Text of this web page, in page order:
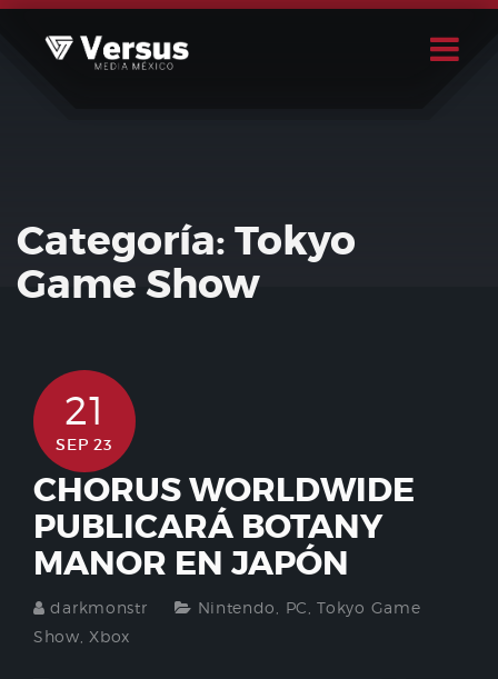
Skip
Categoría:Tokyo
Game Show
21
SEP 23
CHORUS WORLDWIDE
PUBLICARÁ BOTANY
MANOR EN JAPÓN
darkmonstr Nintendo PC ,Tokyo Game
Show Xbox